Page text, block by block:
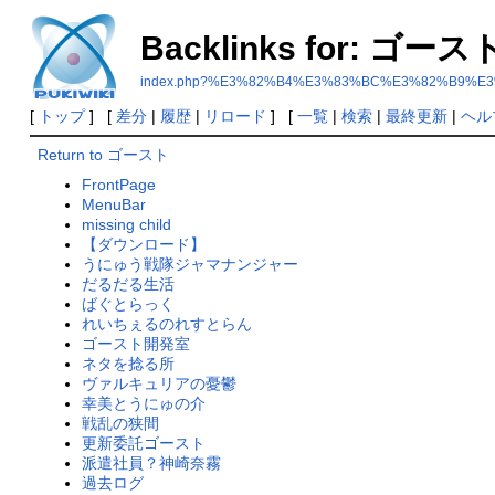
Backlinks for: ゴース
[ トップ] [ 差分| 履歴| リロード ] [ 一覧| 検索| 最終更新| ヘル
Return to ゴースト
FrontPage
MenuBar
missing child
【ダウンロード】
うにゅう戦隊ジャマナンジャー
だるだる生活
ばぐとらっく
れいちぇるのれすとらん
ゴースト開発室
ネタを捻る所
ヴァルキュリアの憂鬱
幸美とうにゅの介
戦乱の狭間
更新委託ゴースト
派遣社員？神崎奈霧
過去ログ